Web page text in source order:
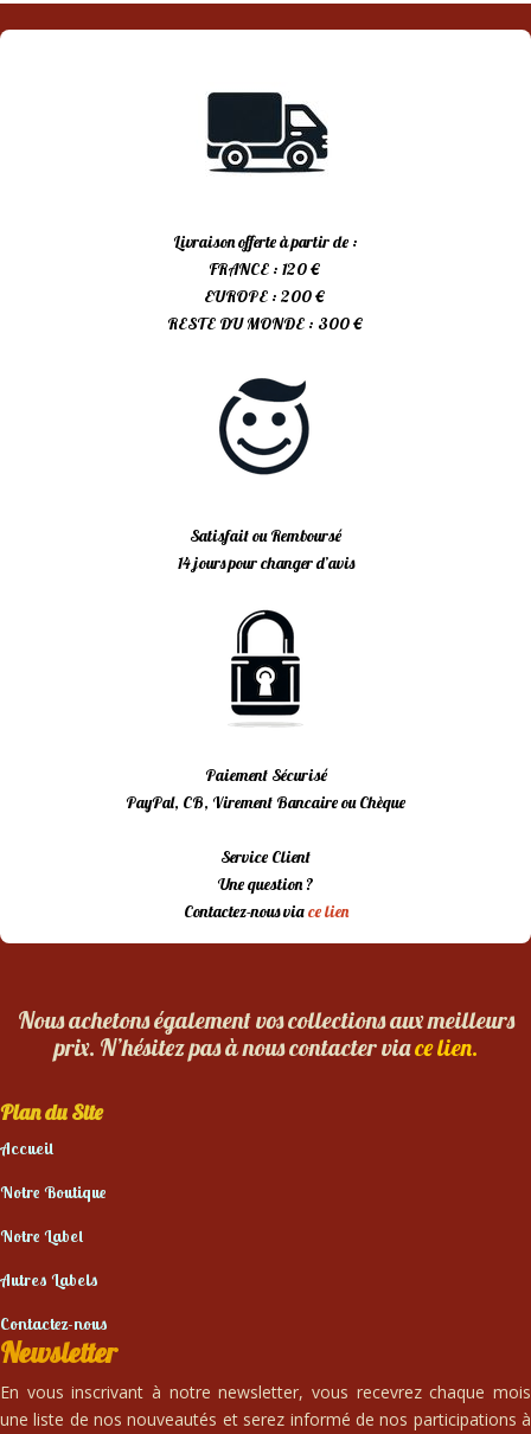
Livraison offerte à partir de :
FRANCE : 120 €
EUROPE : 200 €
RESTE DU MONDE : 300 €
Satisfait ou Remboursé
14 jours pour changer d’avis
Paiement Sécurisé
PayPal, CB, Virement Bancaire ou Chèque
Service Client
Une question ?
Contactez-nous viace lien
Nous achetons également vos collections aux meilleurs
prix. N’hésitez pas à nous contacter viace lien.
Plan du Site
Accueil
Notre Boutique
Notre Label
Autres Labels
Contactez-nous
Newsletter
En vous inscrivant à notre newsletter, vous recevrez chaque mois
une liste de nos nouveautés et serez informé de nos participations à